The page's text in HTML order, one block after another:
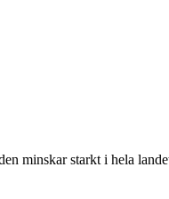
minskar starkt i hela